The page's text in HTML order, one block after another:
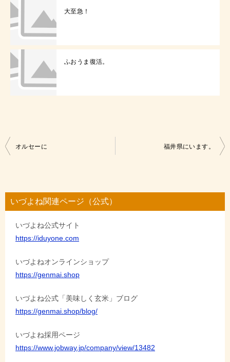
大至急！
ふおうま復活。
投
ビ
ゲ
オルセーに 福井県にいます。
いづよね関連ページ（公式）
いづよね公式サイト
https://iduyone.com
いづよねオンラインショップ
https://genmai.shop
いづよね公式「美味しく玄米」ブログ
https://genmai.shop/blog/
いづよね採用ページ
https://www.jobway.jp/company/view/13482